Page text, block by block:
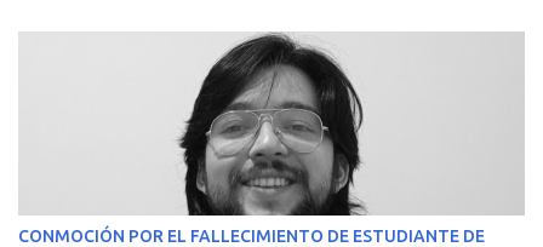
CONMOCIÓN POR EL FALLECIMIENTO DE ESTUDIANTE DE